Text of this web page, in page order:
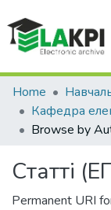
Communities &
All of DSpace
Home
Browse by
Статті
Permanent URI